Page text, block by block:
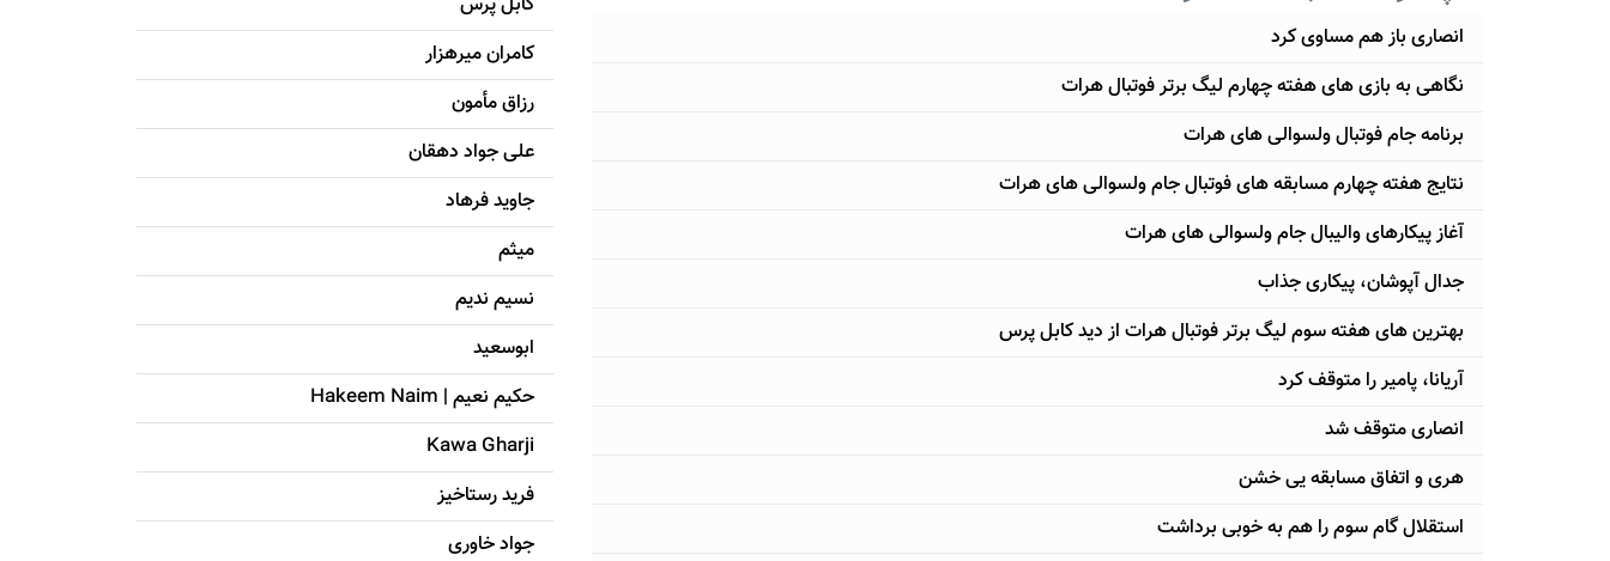
انصاری باز هم مساوی کرد
نگاهی به بازی های هفته چهارم لیگ برتر فوتبال هرات
برنامه جام فوتبال ولسوالی های هرات
نتایج هفته چهارم مسابقه های فوتبال جام ولسوالی های هرات
آغاز پیکارهای والیبال جام ولسوالی های هرات
جدال آپوشان، پیکاری جذاب
بهترین های هفته سوم لیگ برتر فوتبال هرات از دید کابل پرس
آریانا، پامیر را متوقف کرد
انصاری متوقف شد
هری و اتفاق مسابقه یی خشن
استقلال گام سوم را هم به خوبی برداشت
کامران میرهزار
رزاق مأمون
علی جواد دهقان
جاويد فرهاد
میثم
نسیم ندیم
ابوسعيد
حکيم نعيم | Hakeem Naim
Kawa Gharji
فرید رستاخیز
جواد خاوری